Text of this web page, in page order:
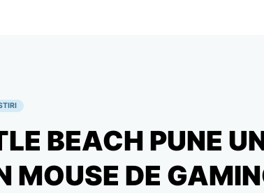
BEACH PUNE
MOUSE DE